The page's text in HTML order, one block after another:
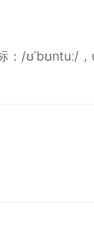
：/ʊˈbʊntuː/